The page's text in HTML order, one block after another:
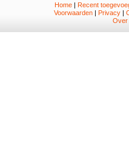
Home| Recent
Voorwaarden | Privacy |
Over